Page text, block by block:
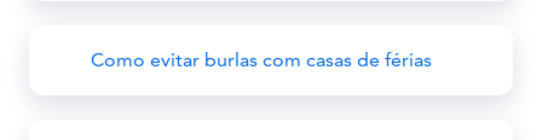
Como evitar burlas com casas de férias